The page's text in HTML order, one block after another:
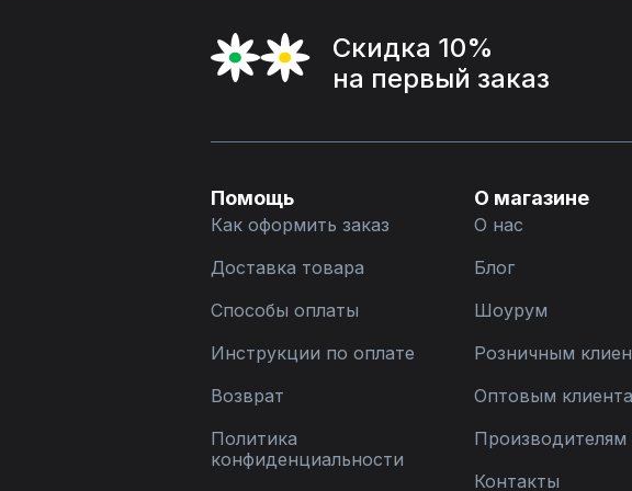
Скидка 10%
на первый заказ
Помощь
Как оформить заказ
Доставка товара
Способы оплаты
Инструкции по оплате
Возврат
Политика
конфиденциальности
О магазине
О нас
Блог
Шоурум
Розничным
Оптовым
Контакты